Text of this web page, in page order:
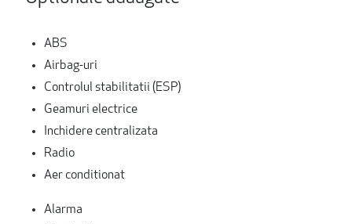
ABS
Airbag-uri
Controlul stabilitatii (ESP)
Geamuri electrice
Inchidere centralizata
Radio
Aer conditionat
Alarma